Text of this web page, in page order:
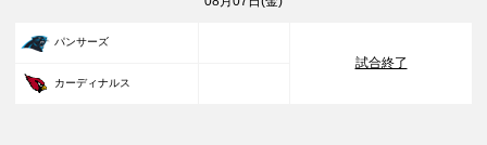
パンサーズ
試合終了
カーディナルス